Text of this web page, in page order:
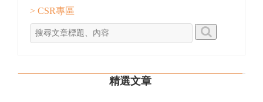
> CSR專區
精選文章